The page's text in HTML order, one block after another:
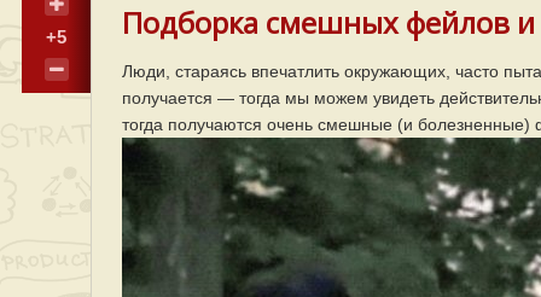
+5 Подборка смешных фейлов и
Люди, стараясь впечатлить окружающих, часто
получается — тогда мы можем увидеть
тогда получаются очень смешные (и